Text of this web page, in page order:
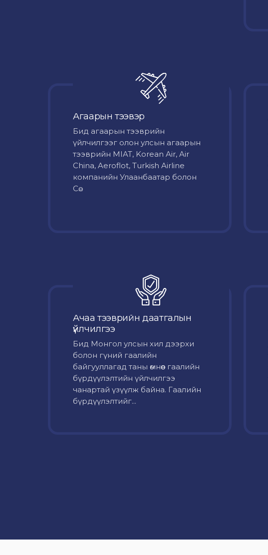
Агаарын тээвэр
Бид агаарын тээврийн
үйлчилгээг олон улсын агаарын
тээврийн MIAT, Korean Air, Air
China, Aeroflot, Turkish Airline
компанийн Улаанбаатар болон
Сө...
Ачаа тээврийн даатгалын
үйлчилгээ
Бид Монгол улсын хил дээрхи
болон гүний гаалийн
байгууллагад таны өмнөөс гаалийн
бүрдүүлэлтийн үйлчилгээ
чанартай үзүүлж байна. Гаалийн
бүрдүүлэлтийг...